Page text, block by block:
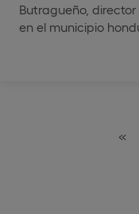
Butragueño,
en el municipio
«